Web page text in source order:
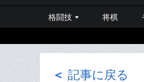
格闘技 将棋
＜ 記事に戻る